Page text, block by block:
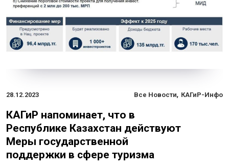
28.12.2023 Все Новости, КАГиР-Инфо
КАГиР напоминает, что в
Республике Казахстан действуют
Меры государственной
поддержки в сфере туризма